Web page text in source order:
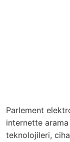
Parlement
internette arama
teknolojileri,